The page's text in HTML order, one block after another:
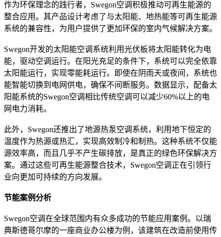
作为环保理念的践行者，Swegon空调积极推动可再生能源的
整合应用。其产品设计考虑了与太阳能、地热能等可再生能源
系统的兼容性，为用户提供了更加环保的室内气候解决方案。
Swegon开发的太阳能空调系统利用光伏板将太阳能转化为电
能，驱动空调运行。在阳光充足的条件下，系统可以完全依靠
太阳能运行，实现零能耗运行。即使在阴雨天或夜间，系统也
能智能切换到电网供电，确保不间断服务。数据显示，配备太
阳能系统的Swegon空调相比传统空调可以减少60%以上的电
网电力消耗。
此外，Swegon还推出了地源热泵空调系统，利用地下恒定的
温度作为热源或热汇，实现高效制冷和制热。这种系统不仅能
源效率高，而且几乎不产生碳排放，是真正的绿色环保解决方
案。通过这些可再生能源整合技术，Swegon空调正在引领行
业向更加可持续的方向发展。
节能案例分析
Swegon空调在全球范围内有众多成功的节能应用案例。以瑞
典斯德哥尔摩的一座商业办公楼为例，该建筑在改造前使用传